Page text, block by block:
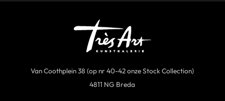
Van Coothplein 38 (op nr 40-42 onze Stock Collection)
4811 NG Breda